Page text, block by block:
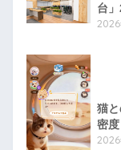
台
猫
密